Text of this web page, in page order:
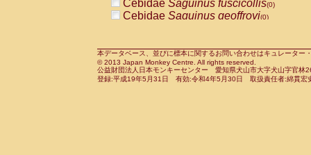
CercopithecidaeCercocebushybrid
CercopithecidaePapio anubis(0)
CercopithecidaePapio cynocephalus
CercopithecidaePapio hamadryas(0)
Cebidae Saguinus fuscicollis(0)
Cebidae Saguinus geoffroyi(0)
CebidaeSaguinus leucopus(0)
CebidaeSaguinus midas(0)
Cebidae Saguinus mystax(0)
本データベース、並びに標本に関するお問い合わせはキュレータ
© 2013 Japan Monkey Centre. All rights reserved.
公益財団法人日本モンキーセンター 愛知県犬山市大字犬山字官
登録:平成19年5月31日 有効:令和4年5月30日 取扱責任者:綿貫宏